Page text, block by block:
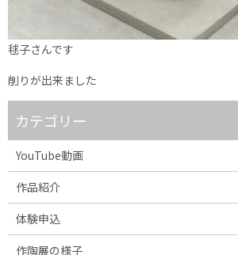
毬子さんです
削りが出来ました
カテゴリー
YouTube動画
作品紹介
体験申込
作陶展の様子